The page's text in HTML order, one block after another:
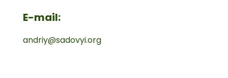
E-mail:
andriy@sadovyi.org